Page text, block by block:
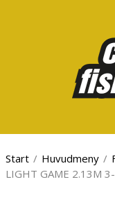
Start / Huvudmeny /
LIGHT GAME 2.13M